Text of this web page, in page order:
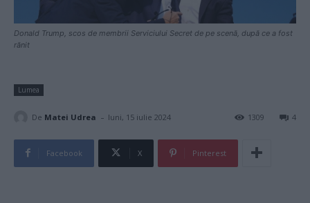
Donald Trump, scos de membrii Serviciului Secret de pe scenă, după ce a fost
rănit
Lumea
De Matei Udrea - luni, 15 iulie 2024 4
1309
Facebook X Pinterest